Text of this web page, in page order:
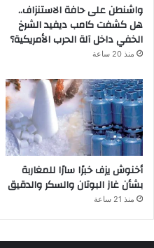
واشنطن على حافة الاستنزاف..
هل كشفت كامب ديفيد الشرخ
الخفي داخل آلة الحرب الأمريكية؟
منذ 20 ساعة
أخنوش يزف خبرًا سارًا للمغاربة
بشأن غاز البوتان والسكر والدقيق
منذ 21 ساعة